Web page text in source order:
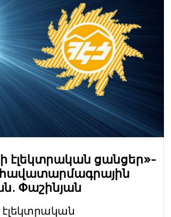
էլեկտրական ցանցեր»-
հավատարմագրային
Փաշինյան